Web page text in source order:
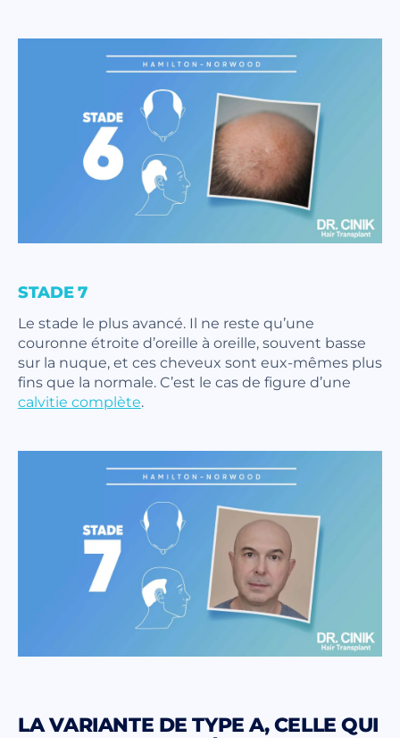
STADE 7
Le stade le plus avancé. Il ne reste qu’une
couronne étroite d’oreille à oreille, souvent basse
sur la nuque, et ces cheveux sont eux-mêmes plus
fins que la normale. C’est le cas de figure d’une
calvitie complète.
LA VARIANTE DE TYPE A, CELLE QUI